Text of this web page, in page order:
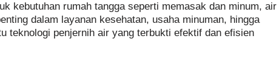
kebutuhan rumah tangga seperti memasak dan minum, air
dalam layanan kesehatan, usaha minuman, hingga
teknologi penjernih air yang terbukti efektif dan efisien